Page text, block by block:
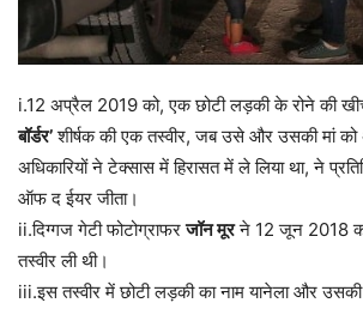
i.12 अप्रैल 2019 को, एक छोटी लड़की के रोने की
बॉर्डर’शीर्षक की एक तस्वीर, जब उसे और उसकी मां को
अधिकारियों ने टेक्सास में हिरासत में ले लिया था, ने
ऑफ द ईयर जीता।
ii.दिग्गज गेटी फोटोग्राफरजॉन मूरने 12 जून 2018 को
तस्वीर ली थी।
iii.इस तस्वीर में छोटी लड़की का नाम यानेला और